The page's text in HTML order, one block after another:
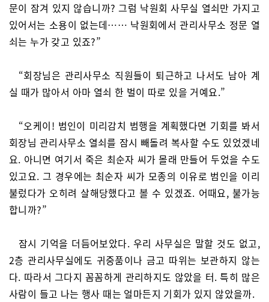
문이 잠겨 있지 않습니까? 그럼 낙원회 사무실 열쇠만 가지고
있어서는 소용이 없는데…… 낙원회에서 관리사무소 정문 열
쇠는 누가 갖고 있죠?”
“회장님은 관리사무소 직원들이 퇴근하고 나서도 남아 계
실 때가 많아서 아마 열쇠 한 벌이 따로 있을 거예요.”
“오케이! 범인이 미리감치 범행을 계획했다면 기회를 봐서
회장님 관리사무소 열쇠를 잠시 빼돌려 복사할 수도 있었겠네
요. 아니면 여기서 죽은 최순자 씨가 몰래 만들어 두었을 수도
있고요. 그 경우에는 최순자 씨가 모종의 이유로 범인을 이리
불렀다가 오히려 살해당했다고 볼 수 있겠죠. 어때요, 불가능
합니까?”
잠시 기억을 더듬어보았다. 우리 사무실은 말할 것도 없고,
2층 관리사무실에도 귀중품이나 금고 따위는 보관하지 않는
다. 따라서 그다지 꼼꼼하게 관리하지도 않았을 터. 특히 많은
사람이 들고 나는 행사 때는 얼마든지 기회가 있지 않았을까.